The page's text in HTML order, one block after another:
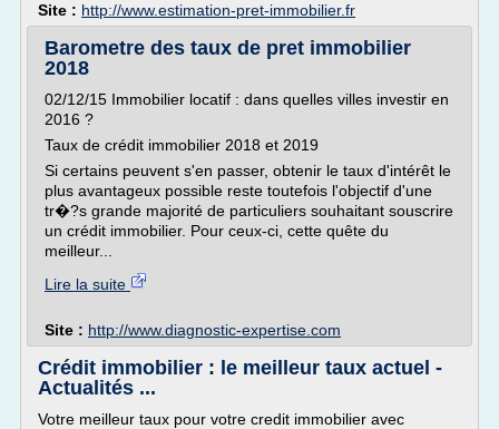
Site : http://www.estimation-pret-immobilier.fr
Barometre des taux de pret immobilier
2018
02/12/15 Immobilier locatif : dans quelles villes investir en
2016 ?
Taux de crédit immobilier 2018 et 2019
Si certains peuvent s'en passer, obtenir le taux d'intérêt le
plus avantageux possible reste toutefois l'objectif d'une
tr�?s grande majorité de particuliers souhaitant souscrire
un crédit immobilier. Pour ceux-ci, cette quête du
meilleur...
Lire la suite
Site : http://www.diagnostic-expertise.com
Crédit immobilier : le meilleur taux actuel -
Actualités ...
Votre meilleur taux pour votre credit immobilier avec